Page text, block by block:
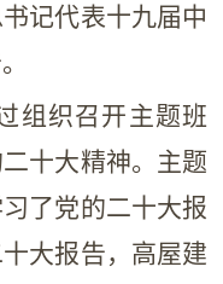
记代表十九届中
组织召开主题班
十大精神。 主题
了党的二十大报
大报告，高屋建